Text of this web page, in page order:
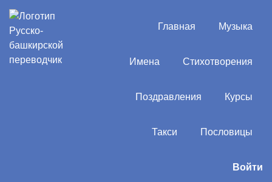
Главная Музыка
Имена Стихотворения
Поздравления Курсы
Такси Пословицы
Войти